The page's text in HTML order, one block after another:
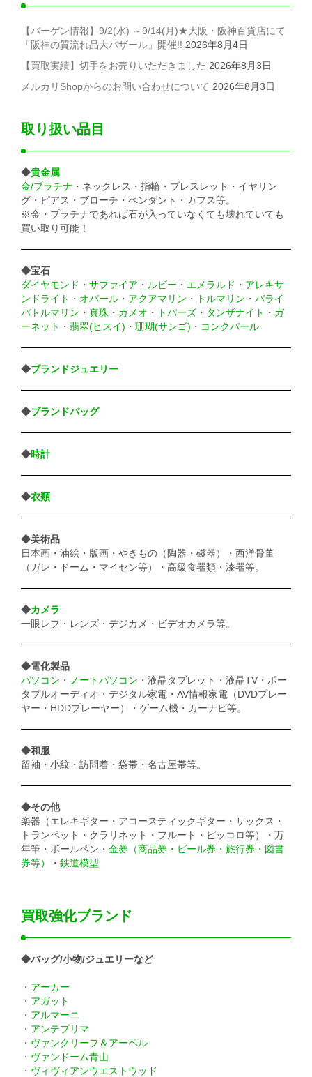
【バーゲン情報】9/2(水) ～9/14(月)★大阪・阪神百貨店にて
「阪神の質流れ品大バザール」開催!! 2026年8月4日
【買取実績】切手をお売りいただきました 2026年8月3日
メルカリShopからのお問い合わせについて 2026年8月3日
取り扱い品目
◆貴金属
金/プラチナ ・ネックレス・指輪・ブレスレット・イヤリン
グ・ピアス・ブローチ・ペンダント・カフス等。
※金・プラチナであれば石が入っていなくても壊れていても
買い取り可能！
◆宝石
ダイヤモンド ・ サファイア ・ ルビー ・ エメラルド ・ アレキサ
ンドライト ・ オパール ・ アクアマリン ・ トルマリン ・ パライ
バトルマリン ・ 真珠 ・ カメオ ・ トパーズ ・ タンザナイト ・ ガ
ーネット ・ 翡翠(ヒスイ) ・ 珊瑚(サンゴ) ・ コンクパール
◆ブランドジュエリー
◆ブランドバッグ
◆時計
◆衣類
◆美術品
日本画・油絵・版画・やきもの（陶器・磁器）・西洋骨董
（ガレ・ドーム・マイセン等）・高級食器類・漆器等。
◆カメラ
一眼レフ・レンズ・デジカメ・ビデオカメラ等。
◆電化製品
パソコン ・ ノートパソコン ・液晶タブレット・液晶TV・ポー
タブルオーディオ・デジタル家電・AV情報家電（DVDプレー
ヤー・HDDプレーヤー）・ゲーム機・カーナビ等。
◆和服
留袖・小紋・訪問着・袋帯・名古屋帯等。
◆その他
楽器（エレキギター・アコースティックギター・サックス・
トランペット・クラリネット・フルート・ピッコロ等）・万
年筆・ボールペン・ 金券（商品券・ビール券・旅行券・図書
券等）
・ 鉄道模型
買取強化ブランド
◆バッグ/小物/ジュエリーなど
・ アーカー
・ アガット
・ アルマーニ
・ アンテプリマ
・ ヴァンクリーフ＆アーペル
・ ヴァンドーム青山
・ ヴィヴィアンウエストウッド